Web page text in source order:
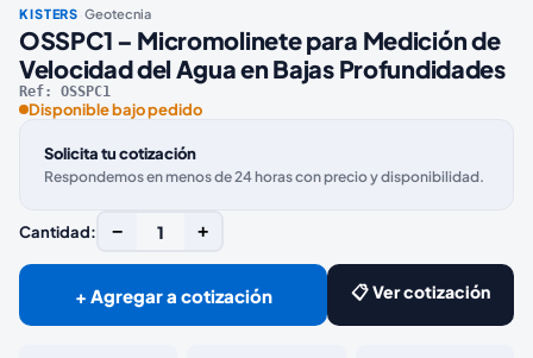
KISTERS ·Geotecnia
OSSPC1 – Micromolinete para Medición de
Velocidad del Agua en Bajas Profundidades
Ref: OSSPC1
Disponible bajo pedido
Solicita tu cotización
Respondemos en menos de 24 horas con precio y disponibilidad.
Cantidad: − 1 +
+ Agregar a cotización 📋 Ver cotización